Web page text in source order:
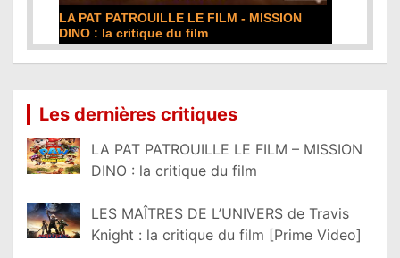
LA PAT PATROUILLE LE FILM - MISSION
DINO : la critique du film
Les dernières critiques
LA PAT PATROUILLE LE FILM – MISSION
DINO : la critique du film
LES MAÎTRES DE L’UNIVERS de Travis
Knight : la critique du film [Prime Video]